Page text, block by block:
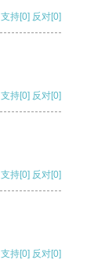
支持[0] 反对[0]
支持[0] 反对[0]
支持[0] 反对[0]
支持[0] 反对[0]